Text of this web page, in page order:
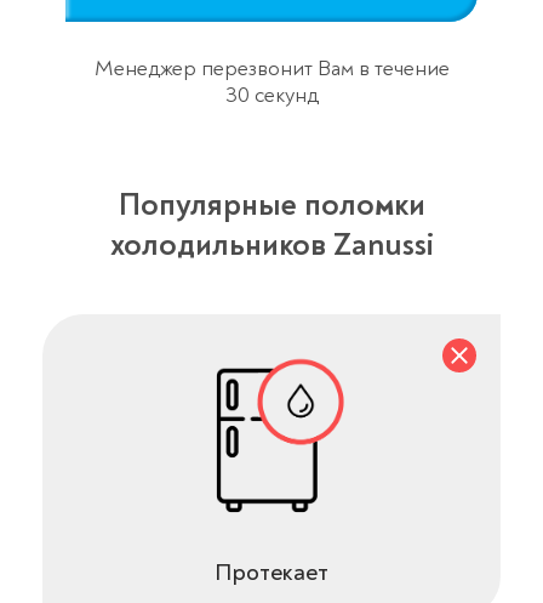
Менеджер перезвонит Вам в течение
30 секунд
Популярные поломки
холодильников Zanussi
Протекает